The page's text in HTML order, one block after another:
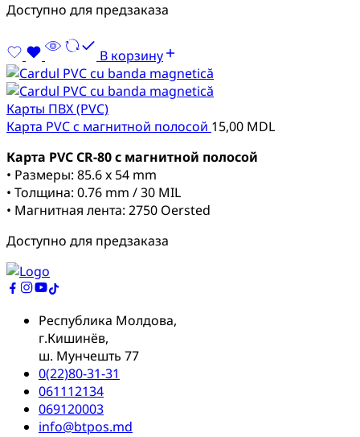
Доступно для предзаказа
В корзину
Карты ПВХ (PVC)
Карта PVC с магнитной полосой 15,00 MDL
Карта PVC CR-80 с магнитной полосой
• Размеры: 85.6 x 54 mm
• Толщина: 0.76 mm / 30 MIL
• Магнитная лента: 2750 Oersted
Доступно для предзаказа
Республика Молдова,
г.Кишинёв,
ш. Мунчешть 77
0(22)80-31-31
061112134
069120003
info@btpos.md